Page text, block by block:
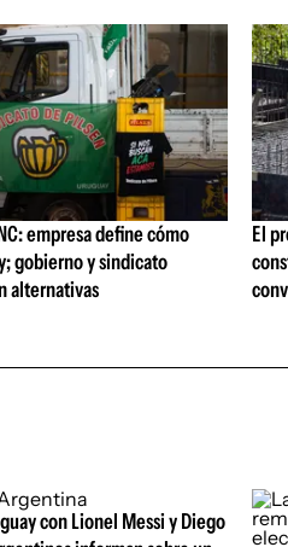
empresa define cómo
gobierno y sindicato
alternativas
El
con Lionel Messi y Diego